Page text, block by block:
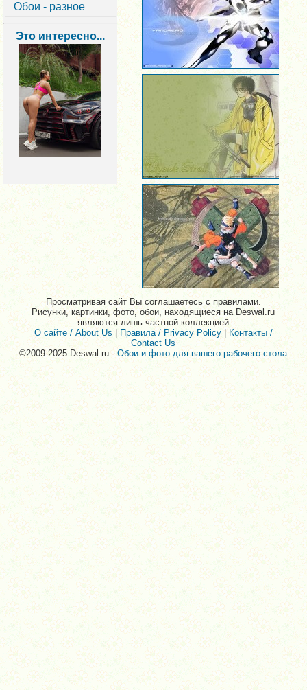
Обои - разное
Это интересно...
Просматривая сайт Вы соглашаетесь с правилами.
Рисунки, картинки, фото, обои, находящиеся на Deswal.ru
являются лишь частной коллекцией
О сайте / About Us
Правила / Privacy Policy
Контакты /
Contact Us
©2009-2025 Deswal.ru -Обои и фото для вашего рабочего стола